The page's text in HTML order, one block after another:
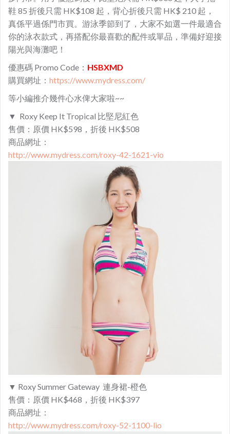
鞋 85 折後只需 HK$108 起，背心折後只需 HK$ 210 起，
真係平過係門市買。游泳季節到了，大家不如選一件最適合
你的泳衣款式，再搭配你最喜歡的配件或單品，準備好迎接
陽光與海灘吧！
優惠碼 Promo Code： HSBXMD
購買網址： https://www.mydress.com/
等小編推介幾件心水俾大家啦~~
▼ Roxy Keep It Tropical 比堅尼紅色
售價：原價 HK$598，折後 HK$508
商品網址：
http://www.mydress.com/roxy-42-1621-vio
▼ Roxy Summer Gateway 連身裙-橙色
售價：原價 HK$468，折後 HK$397
商品網址：
http://www.mydress.com/roxy-52-1100-lio